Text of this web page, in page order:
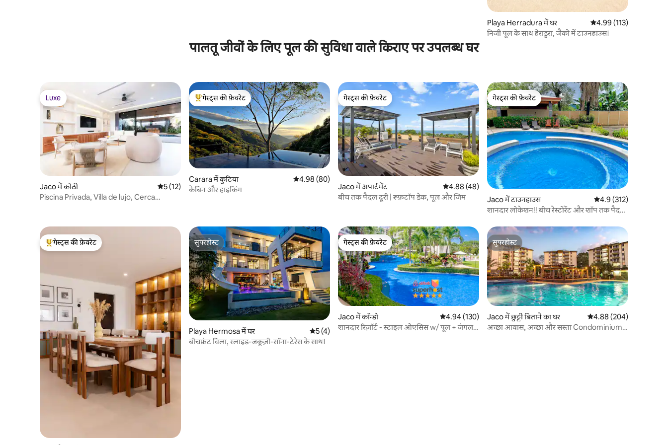
Playa Herradura में घर औसत रेटिंग 5 में से 4.99,
4.99 (113)
निजी पूल के साथ हेराडुरा, जैको में टाउनहाउस।
पालतू जीवों के लिए पूल की सुविधा वाले किराए पर उपलब्ध घर
Luxe
Luxe
Jaco में कोठी औसत रेटिंग 5 में से 5, 12 समीक्षाएँ
5 (12)
Piscina Privada, Villa de lujo, Cerca
गेस्ट्स का टॉप फ़ेवरेट
गेस्ट्स की फ़ेवरेट
Carara में कुटिया औसत रेटिंग 5 में से 4.98, 80 समीक्षाएँ
4.98 (80)
केबिन और हाइकिंग
गेस्ट्स की फ़ेवरेट
गेस्ट्स की फ़ेवरेट
Jaco में अपार्टमेंट औसत रेटिंग 5 में से 4.88, 48 समीक्षाएँ
4.88 (48)
बीच तक पैदल दूरी | रूफ़टॉप डेक, पूल और जिम
गेस्ट्स की फ़ेवरेट
गेस्ट्स की फ़ेवरेट
Jaco में टाउनहाउस औसत रेटिंग 5 में से 4.9,
4.9 (312)
शानदार लोकेशन!! बीच रेस्टोरेंट और शॉप तक पैदल
गेस्ट्स का टॉप फ़ेवरेट
गेस्ट्स की फ़ेवरेट
सुपरहोस्ट
सुपरहोस्ट
Playa Hermosa में घर औसत रेटिंग 5 में से 5, 4 समीक्षाएँ
5 (4)
बीचफ्रंट विला, स्लाइड-जकूज़ी-सॉना-टेरेस के साथ।
गेस्ट्स की फ़ेवरेट
गेस्ट्स की फ़ेवरेट
Jaco में कॉन्डो औसत रेटिंग 5 में से 4.94, 130 समीक्षाएँ
4.94 (130)
शानदार रिज़ॉर्ट - स्टाइल ओएसिस w/ पूल + जंगल
सुपरहोस्ट
सुपरहोस्ट
Jaco में छुट्टी बिताने का घर औसत रेटिंग 5 में से 4.88,
4.88 (204)
अच्छा आवास, अच्छा और सस्ता Condominium